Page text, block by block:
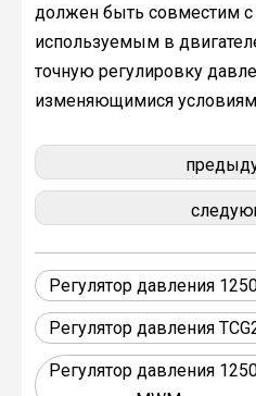
должен быть совместим
используемым в
точную регулировку
изменяющимися
Регулятор давления
Регулятор давления
Регулятор давления